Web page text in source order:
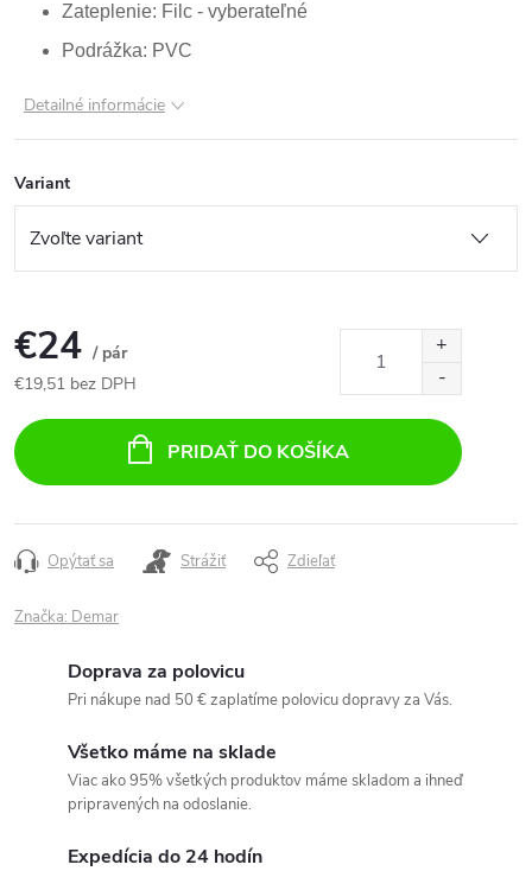
Zateplenie: Filc - vyberateľné
Podrážka: PVC
Detailné informácie
Variant
€24 / pár
€19,51 bez DPH
cena:
PRIDAŤ DO KOŠÍKA
Opýtať sa Strážiť Zdieľať
Značka: Demar
Doprava za polovicu
Pri nákupe nad 50 € zaplatíme polovicu dopravy za Vás.
Všetko máme na sklade
Viac ako 95% všetkých produktov máme skladom a ihneď
pripravených na odoslanie.
Expedícia do 24 hodín